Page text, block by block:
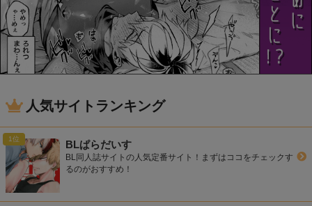
人気サイトランキング
BLぱらだいす
BL同人誌サイトの人気定番サイト！まずはココをチェックす
るのがおすすめ！